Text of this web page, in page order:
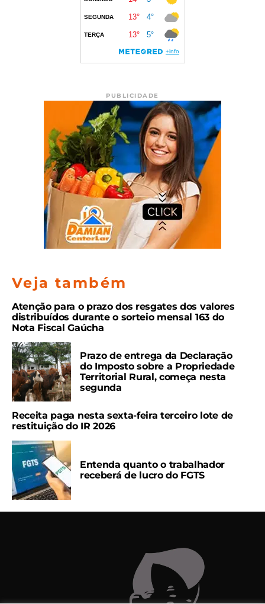
PUBLICIDADE
Veja também
Atenção para o prazo dos resgates dos valores
distribuídos durante o sorteio mensal 163 do
Nota Fiscal Gaúcha
Prazo de entrega da Declaração
do Imposto sobre a Propriedade
Territorial Rural, começa nesta
segunda
Receita paga nesta sexta-feira terceiro lote de
restituição do IR 2026
Entenda quanto o trabalhador
receberá de lucro do FGTS